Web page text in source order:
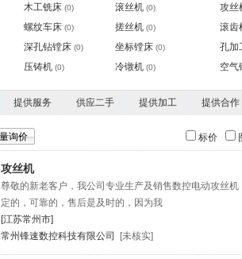
木工铣床 (0) 滚丝机 (0)
攻丝
螺纹车床 (0) 搓丝机 (0)
滚齿
深孔钻镗床 (0) 坐标镗床 (0)
孔加
压铸机 (0) 冷镦机 (0) 空气
提供服务 供应二手 提供加工 提供合作
标价
攻丝机
尊敬的新老客户，我公司专业生产及销售数控电动攻丝
定的，可靠的，售后是及时的，因为我
[江苏常州市]
常州锋速数控科技有限公司
[未核实]